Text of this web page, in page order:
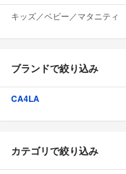
キッズ／ベビー／マタニティ
ブランドで絞り込み
CA4LA
カテゴリで絞り込み